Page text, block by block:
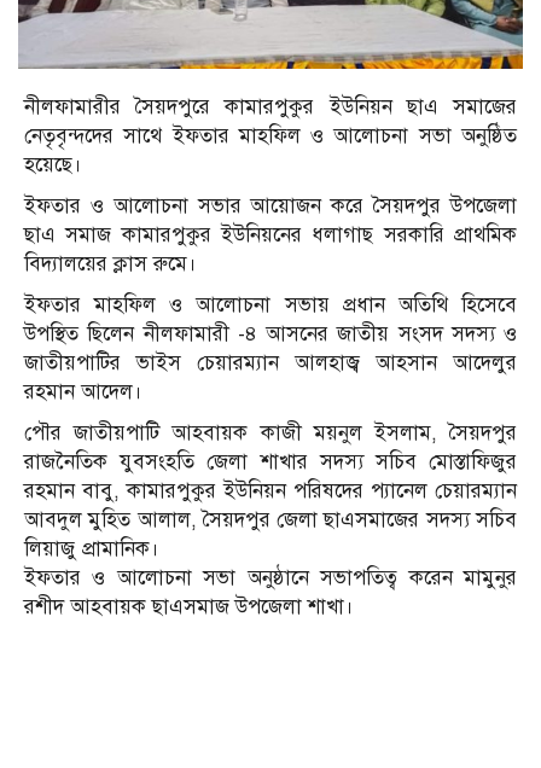
নীলফামারীর সৈয়দপুরে কামারপুকুর ইউনিয়ন ছাএ সমাজের
নেতৃবৃন্দদের সাথে ইফতার মাহফিল ও আলোচনা সভা অনুষ্ঠিত
হয়েছে।
ইফতার ও আলোচনা সভার আয়োজন করে সৈয়দপুর উপজেলা
ছাএ সমাজ কামারপুকুর ইউনিয়নের ধলাগাছ সরকারি প্রাথমিক
বিদ্যালয়ের ক্লাস রুমে।
ইফতার মাহফিল ও আলোচনা সভায় প্রধান অতিথি হিসেবে
উপস্থিত ছিলেন নীলফামারী -৪ আসনের জাতীয় সংসদ সদস্য ও
জাতীয়পাটির ভাইস চেয়ারম্যান আলহাজ্ব আহসান আদেলুর
রহমান আদেল।
পৌর জাতীয়পাটি আহবায়ক কাজী ময়নুল ইসলাম, সৈয়দপুর
রাজনৈতিক যুবসংহতি জেলা শাখার সদস্য সচিব মোস্তাফিজুর
রহমান বাবু, কামারপুকুর ইউনিয়ন পরিষদের প্যানেল চেয়ারম্যান
আবদুল মুহিত আলাল, সৈয়দপুর জেলা ছাএসমাজের সদস্য সচিব
লিয়াজু প্রামানিক।
ইফতার ও আলোচনা সভা অনুষ্ঠানে সভাপতিত্ব করেন মামুনুর
রশীদ আহবায়ক ছাএসমাজ উপজেলা শাখা।